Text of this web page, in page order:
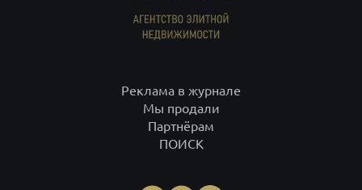
Реклама в журнале
Мы продали
Партнёрам
ПОИСК